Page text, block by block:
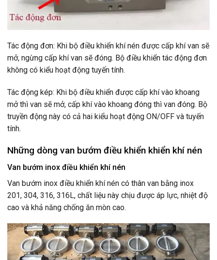
Tác động đơn: Khi bộ điều khiển khí nén được cấp khí van sẽ
mở, ngừng cấp khí van sẽ đóng. Bộ điều khiển tác động đơn
không có kiểu hoạt động tuyến tính.
Tác động kép: Khi bộ điều khiển được cấp khí vào khoang
mở thì van sẽ mở, cấp khí vào khoang đóng thì van đóng. Bộ
truyền động này có cả hai kiểu hoạt động ON/OFF và tuyến
tính.
Những dòng van bướm điều khiển khiển khí nén
Van bướm inox điều khiển khí nén
Van bướm inox điều khiển khí nén có thân van bằng inox
201, 304, 316, 316L, chất liệu này chịu được áp lực, nhiệt độ
cao và khả năng chống ăn mòn cao.